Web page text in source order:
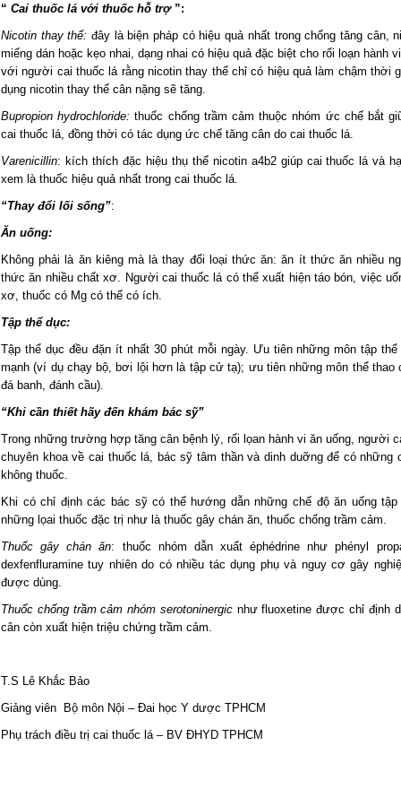
“ Cai thuốc lá với thuốc hỗ trợ ”:
Nicotin thay thế: đây là biện pháp có hiệu quả nhất trong chống tăng cân,
miếng dán hoặc kẹo nhai, dạng nhai có hiệu quả đặc biệt cho rối loạn hành
với người cai thuốc lá rằng nicotin thay thế chỉ có hiệu quả làm chậm thời
dụng nicotin thay thế cân nặng sẽ tăng.
Bupropion hydrochloride: thuốc chống trầm cảm thuộc nhóm ức chế bắt
cai thuốc lá, đồng thời có tác dụng ức chế tăng cân do cai thuốc lá.
Varenicillin: kích thích đặc hiệu thụ thể nicotin a4b2 giúp cai thuốc lá và
xem là thuốc hiệu quả nhất trong cai thuốc lá.
“Thay đổi lối sống”:
Ăn uống:
Không phải là ăn kiêng mà là thay đổi loại thức ăn: ăn ít thức ăn nhiều
thức ăn nhiều chất xơ. Người cai thuốc lá có thể xuất hiện táo bón, việc
xơ, thuốc có Mg có thể có ích.
Tập thể dục:
Tập thể dục đều đặn ít nhất 30 phút mỗi ngày. Ưu tiên những môn tập
mạnh (ví dụ chạy bộ, bơi lội hơn là tập cử tạ); ưu tiên những môn thể thao
đá banh, đánh cầu).
“Khi cần thiết hãy đến khám bác sỹ”
Trong những trường hợp tăng cân bệnh lý, rối lọan hành vi ăn uống, người
chuyên khoa về cai thuốc lá, bác sỹ tâm thần và dinh duỡng để có những
không thuốc.
Khi có chỉ định các bác sỹ có thể hướng dẫn những chế độ ăn uống
những lọai thuốc đặc trị như là thuốc gây chán ăn, thuốc chống trầm cảm.
Thuốc gây chán ăn: thuốc nhóm dẫn xuất éphédrine như phényl
dexfenfluramine tuy nhiên do có nhiều tác dụng phụ và nguy cơ gây
được dùng.
Thuốc chống trầm cảm nhóm serotoninergicnhư fluoxetine được chỉ định
cân còn xuất hiện triệu chứng trầm cảm.
T.S Lê Khắc Bảo
Giảng viên Bộ môn Nội – Đai học Y dược TPHCM
Phụ trách điều trị cai thuốc lá – BV ĐHYD TPHCM